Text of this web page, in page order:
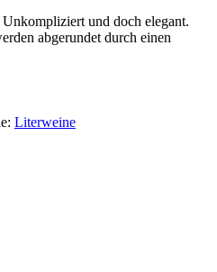
und doch elegant.
abgerundet durch einen
Literweine